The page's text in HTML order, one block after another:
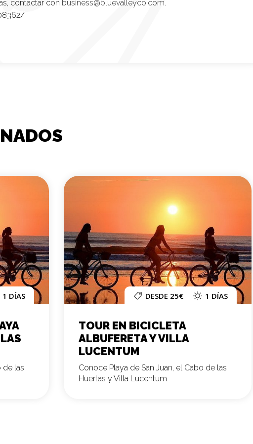
contactar con business@bluevalleyco.com.
1 DÍAS
de las
DESDE 25€ 1 DÍAS
TOUR EN BICICLETA
ALBUFERETA Y VILLA
LUCENTUM
Conoce Playa de San Juan, el Cabo de las
Huertas y Villa Lucentum